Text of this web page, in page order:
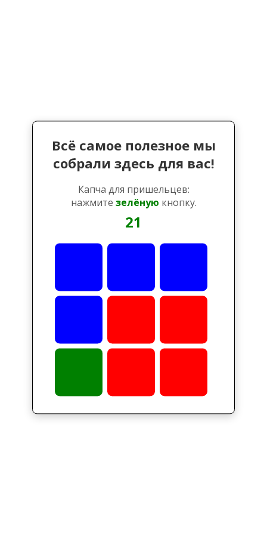
Всё самое полезное мы
собрали здесь для вас!
Капча для пришельцев:
нажмите зелёную кнопку.
21